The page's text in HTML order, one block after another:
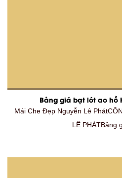
Bảng giá bạt lót ao hồ
Mái Che Đẹp Nguyễn Lê
LÊ PHÁTBảng